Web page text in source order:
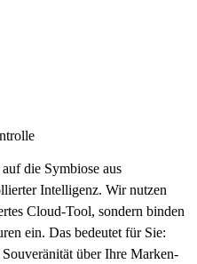
die Symbiose aus
Intelligenz. Wir nutzen
Cloud-Tool, sondern binden
ein. Das bedeutet für Sie:
über Ihre Marken-